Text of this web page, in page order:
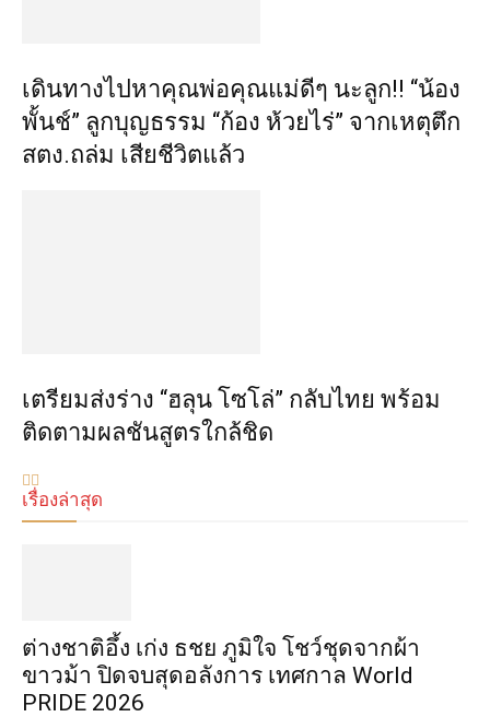
เดินทางไปหาคุณพ่อคุณแม่ดีๆ นะลูก!! “น้อง
พั้นช์” ลูกบุญธรรม “ก้อง ห้วยไร่” จากเหตุตึก
สตง.ถล่ม เสียชีวิตแล้ว
เตรียมส่งร่าง “ฮลุน โซโล่” กลับไทย พร้อม
ติดตามผลชันสูตรใกล้ชิด
เรื่องล่าสุด
ต่างชาติอึ้ง เก่ง ธชย ภูมิใจ โชว์ชุดจากผ้า
ขาวม้า ปิดจบสุดอลังการ เทศกาล World
PRIDE 2026